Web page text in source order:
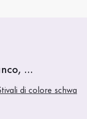
...
di colore schwarz